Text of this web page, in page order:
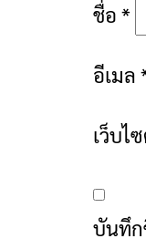
ชื่อ *
อีเมล
เว็บไ
บันทึก